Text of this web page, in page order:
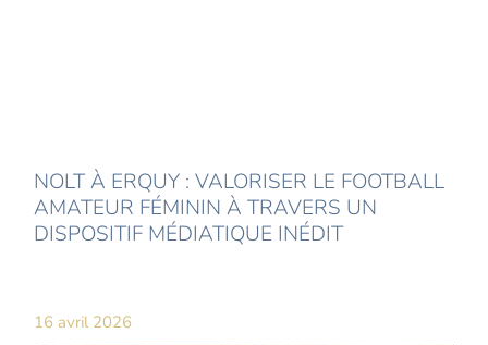
NOLT À ERQUY : VALORISER LE FOOTBALL
AMATEUR FÉMININ À TRAVERS UN
DISPOSITIF MÉDIATIQUE INÉDIT
16 avril 2026